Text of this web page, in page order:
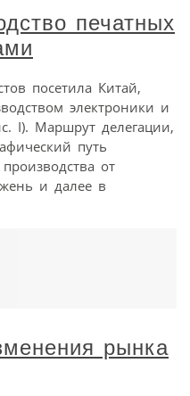
печатных
посетила Китай,
электроники и
I). Маршрут делегации,
путь
от
и далее в
рынка